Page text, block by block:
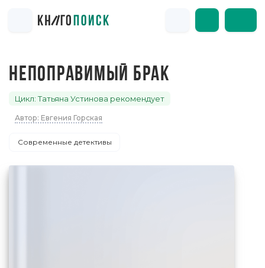
НЕПОПРАВИМЫЙ БРАК
Цикл: Татьяна Устинова рекомендует
Автор: Евгения Горская
Современные детективы